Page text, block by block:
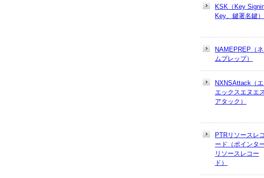
KSK（Key
Key、鍵署名鍵）
NAMEPREP（
ムプレップ）
NXNSAttack（エ
エックスエヌエ
アタック）
PTRリソースレコ
ード（ポインタ
リソースレコー
ド）